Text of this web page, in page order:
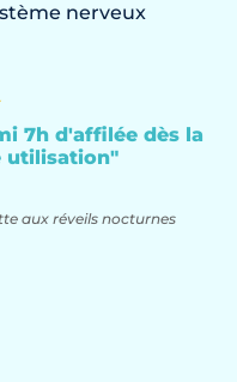
nerveux
7h d'affilée dès la
utilisation"
aux réveils nocturnes